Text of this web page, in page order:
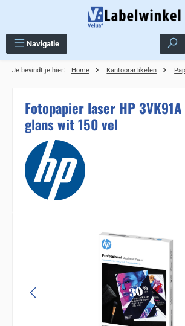
Navigatie
Je bevindt je hier: Home Kantoorartikelen
Fotopapier laser HP
glans wit 150 vel